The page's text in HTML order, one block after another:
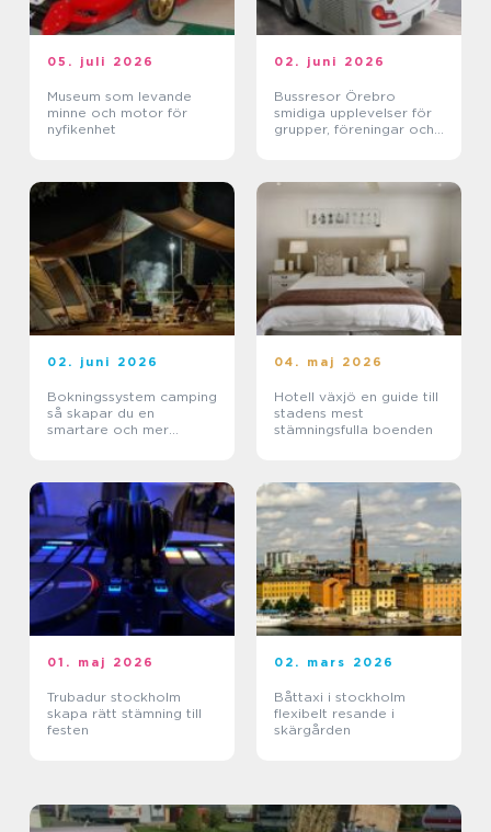
05. juli 2026
Museum som levande
minne och motor för
nyfikenhet
02. juni 2026
Bussresor Örebro
smidiga upplevelser för
grupper, föreningar och
02. juni 2026
Bokningssystem camping
så skapar du en
smartare och mer
04. maj 2026
Hotell växjö en guide till
stadens mest
stämningsfulla boenden
01. maj 2026
Trubadur stockholm
skapa rätt stämning till
festen
02. mars 2026
Båttaxi i stockholm
flexibelt resande i
skärgården